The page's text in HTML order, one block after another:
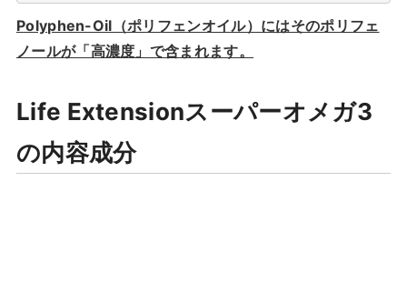
Polyphen-Oil（ポリフェンオイル）にはそのポリフェ
ノールが「高濃度」で含まれます。
Life Extensionスーパーオメガ3
の内容成分